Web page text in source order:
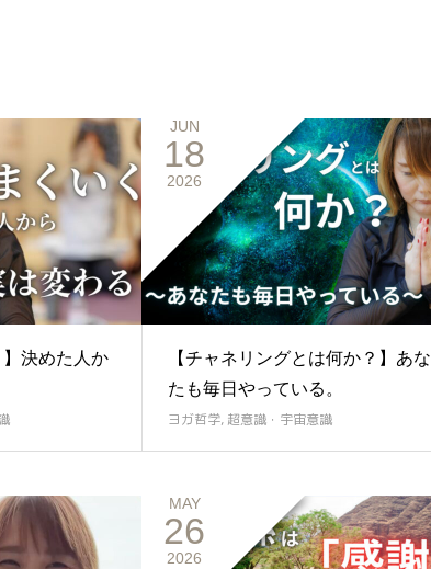
】決めた人か
JUN
18
2026
【チャネリングとは何か？】あな
たも毎日やっている。
ヨガ哲学, 超意識・宇宙意識
MAY
26
2026